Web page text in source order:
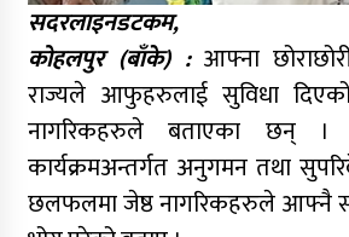
सदरलाइनडटकम,
कोहलपुर (बाँके) : आफ्ना
राज्यले आफुहरुलाई सुविधा
नागरिकहरुले बताएका छन् ।
कार्यक्रमअन्तर्गत अनुगमन तथा
छलफलमा जेष्ठ नागरिकहरुले आफ्नै